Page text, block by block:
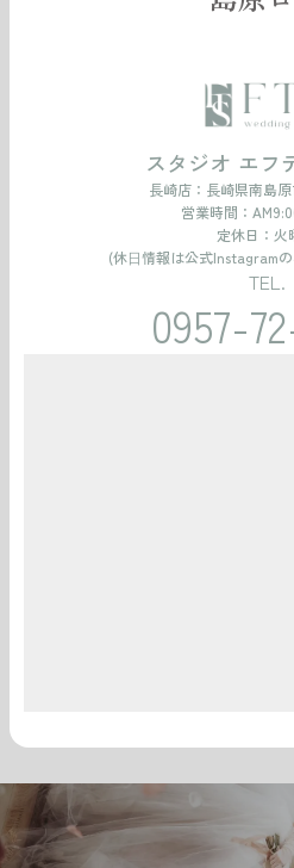
スタジオ エフ
長崎店： 長崎県南島
営業時間：
定休日：火
(休⽇情報は公式Instagram
TEL.
0957-